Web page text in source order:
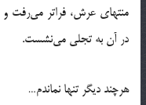
منتهای عرش، فراتر می‌رفت
در آن به تجلی می‌نشست.
هرچند دیگر تنها نماندم…